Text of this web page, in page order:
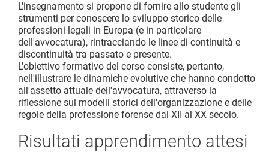
L'insegnamento si propone di fornire allo studente gli
strumenti per conoscere lo sviluppo storico delle
professioni legali in Europa (e in particolare
dell'avvocatura), rintracciando le linee di continuità e
discontinuità tra passato e presente.
L'obiettivo formativo del corso consiste, pertanto,
nell'illustrare le dinamiche evolutive che hanno condotto
all'assetto attuale dell'avvocatura, attraverso la
riflessione sui modelli storici dell'organizzazione e delle
regole della professione forense dal XII al XX secolo.
Risultati apprendimento attesi